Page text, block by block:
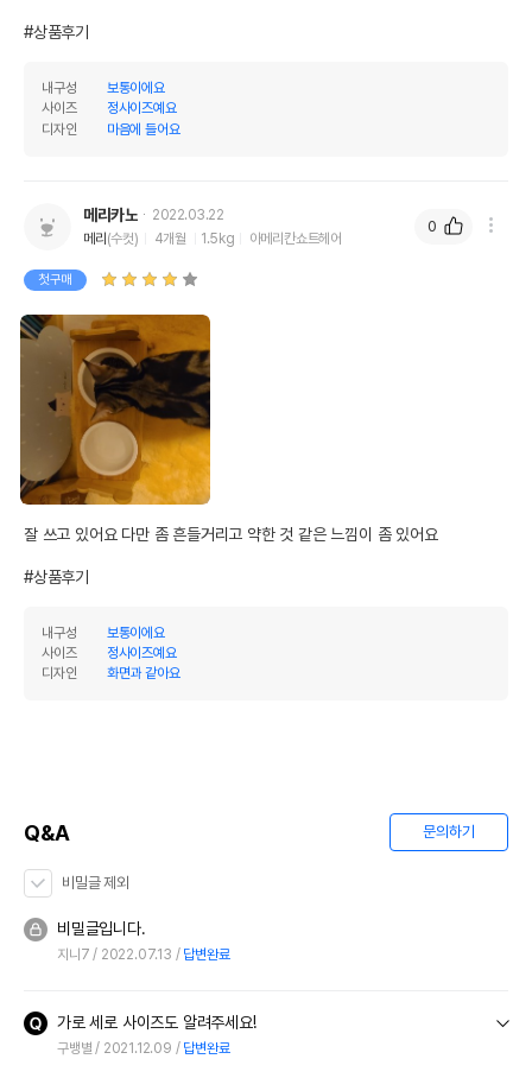
#상품후기
내구성
보통이에요
사이즈
정사이즈예요
디자인
마음에 들어요
메리카노
2022.03.22
메리(수컷) 4개월 1.5kg 아메리칸쇼트헤어
첫구매
잘 쓰고 있어요 다만 좀 흔들거리고 약한 것 같은 느낌이 좀 있어요
#상품후기
내구성
보통이에요
사이즈
정사이즈예요
디자인
화면과 같아요
0
Q&A 문의하기
비밀글 제외
비밀글입니다.
지니7 2022.07.13 답변완료
가로 세로 사이즈도 알려주세요!
구뱅별 2021.12.09 답변완료